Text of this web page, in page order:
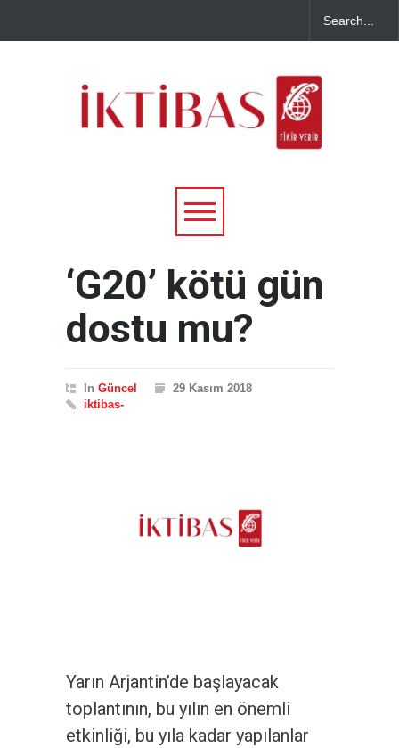
‘G20’ kötü gün
dostu mu?
In Güncel
29 Kasım 2018
iktibas-
Yarın Arjantin’de başlayacak
toplantının, bu yılın en önemli
etkinliği, bu yıla kadar yapılanlar